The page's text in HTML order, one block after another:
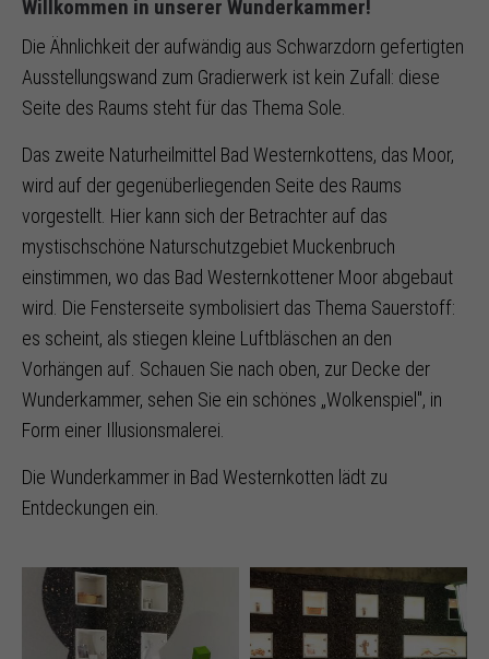
Willkommen in unserer Wunderkammer!
Die Ähnlichkeit der aufwändig aus Schwarzdorn gefertigten
Ausstellungswand zum Gradierwerk ist kein Zufall: diese
Seite des Raums steht für das Thema Sole.
Das zweite Naturheilmittel Bad Westernkottens, das Moor,
wird auf der gegenüberliegenden Seite des Raums
vorgestellt. Hier kann sich der Betrachter auf das
mystischschöne Naturschutzgebiet Muckenbruch
einstimmen, wo das Bad Westernkottener Moor abgebaut
wird. Die Fensterseite symbolisiert das Thema Sauerstoff:
es scheint, als stiegen kleine Luftbläschen an den
Vorhängen auf. Schauen Sie nach oben, zur Decke der
Wunderkammer, sehen Sie ein schönes „Wolkenspiel", in
Form einer Illusionsmalerei.
Die Wunderkammer in Bad Westernkotten lädt zu
Entdeckungen ein.